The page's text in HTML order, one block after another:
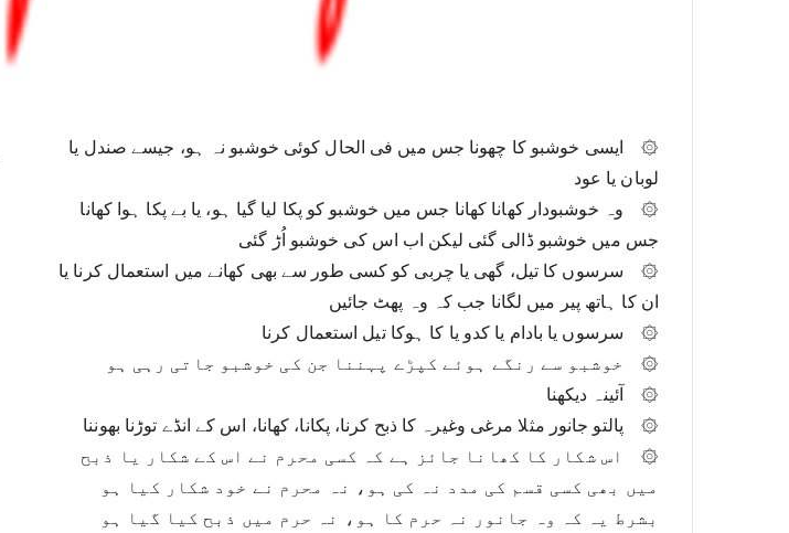
لوبان یا عود
جس میں خوشبو ڈالی گئی لیکن اب اس کی خوشبو اُڑ گئی
ان کا ہاتھ پیر میں لگانا جب کہ وہ پھٹ جائیں
۞	سرسوں یا بادام یا کدو یا کا ہوکا تیل استعمال کرنا
۞	خوشبو سے رنگے ہوئے کپڑے پہننا جن کی خوشبو جاتی رہی ہو
۞	آئینہ دیکھنا
۞	پالتو جانور مثلا مرغی وغیرہ کا ذبح کرنا، پکانا، کھانا، اس کے انڈے توڑنا بھوننا
بشرط یہ کہ وہ جانور نہ حرم کا ہو، نہ حرم میں ذبح کیا گیا ہو